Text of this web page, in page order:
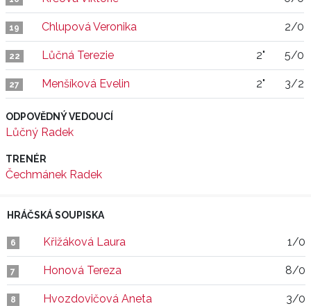
19 Chlupová Veronika 2/0
22 Lůčná Terezie 2" 5/0
27 Menšíková Evelin 2" 3/2
ODPOVĚDNÝ VEDOUCÍ
Lůčný Radek
TRENÉR
Čechmánek Radek
HRÁČSKÁ SOUPISKA
6 Křižáková Laura 1/0
7 Honová Tereza 8/0
8 Hvozdovičová Aneta 3/0